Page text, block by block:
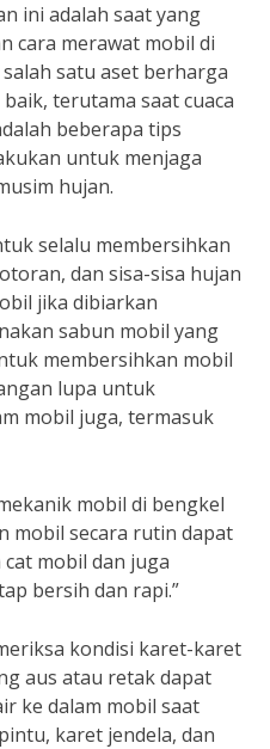
ini adalah saat yang
cara merawat mobil di
satu aset berharga
terutama saat cuaca
beberapa tips
untuk menjaga
hujan.
selalu membersihkan
dan sisa-sisa hujan
jika dibiarkan
sabun mobil yang
membersihkan mobil
lupa untuk
mobil juga, termasuk
mobil di bengkel
mobil secara rutin dapat
mobil dan juga
bersih dan rapi.”
kondisi karet-karet
aus atau retak dapat
ke dalam mobil saat
karet jendela, dan